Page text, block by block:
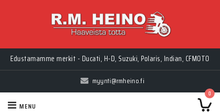
Edustamamme merkit - Ducati, H-D, Suzuki, Polaris, Indian, CFMOTO
myynti@rmheino.fi
0
MENU